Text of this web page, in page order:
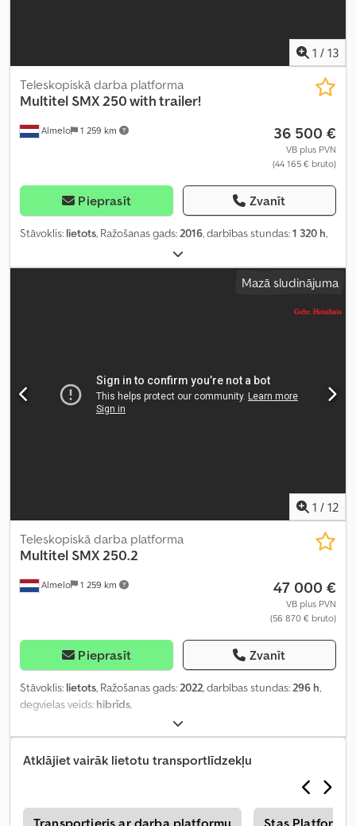
1 / 13
Almelo 1 259 km
Teleskopiskā darba platforma
Multitel SMX 250 with trailer!
36 500 €
VB plus PVN
(44 165 € bruto)
Pieprasīt Zvanīt
Stāvoklis: lietots, Ražošanas gads:2016, darbības stundas:1 320 h,
Mazā sludinājuma
1 / 12
Almelo 1 259 km
Teleskopiskā darba platforma
Multitel SMX 250.2
47 000 €
VB plus PVN
(56 870 € bruto)
Pieprasīt Zvanīt
Stāvoklis: lietots, Ražošanas gads:2022, darbības stundas:296 h,
degvielas veids: hibrīds,
Atklājiet vairāk lietotu transportlīdzekļu
Transportieris ar darba platformu Stas Platforma